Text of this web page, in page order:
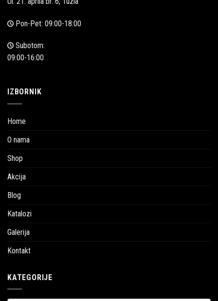
Pon-Pet: 09:00-18:00
Subotom:
09:00-16:00
IZBORNIK
Home
O nama
Shop
Akcija
Blog
Katalozi
Galerija
Kontakt
KATEGORIJE